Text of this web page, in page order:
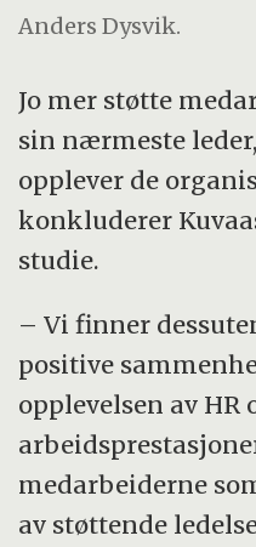
Anders Dysvik.
Jo mer støtte
sin nærmeste
opplever de
konkluderer
studie.
– Vi finner
positive
opplevelsen av HR
medarbeiderne
av støttende